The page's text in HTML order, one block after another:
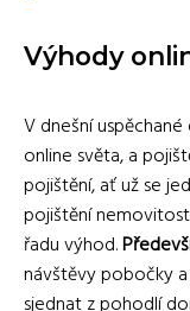
Výhody
V dnešní
online světa, a
pojištění, ať už se
pojištění
řadu výhod.
návštěvy pobočky